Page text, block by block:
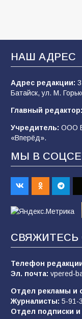
106
«Мобилизация
2026 года
101
В Батайске
98
«Слухами
заявления
отчаяние, а не
НАШ АДРЕС
Адрес редакции:
Батайск, ул. М.
Главный редактор:
Учредитель: ООО
«Вперёд».
МЫ В
СВЯЖИТЕСЬ
Телефон
Эл. почта: vpered-
Отдел рекламы и
Журналисты: 5-91-
Отдел подписки и